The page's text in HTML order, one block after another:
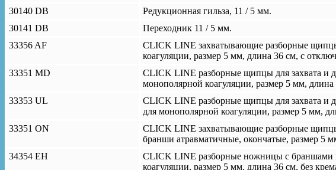
30140 DB Редукционная гильза, 11 / 5 мм.
30141 DB
Переходник 11 / 5 мм.
33356 AF
CLICK LINE захватывающие разборные
коагуляции, размер 5 мм, длина 36 см, с
33351 MD
CLICK LINE разборные щипцы для захвата и
монополярной коагуляции, размер 5 мм, длина
33353 UL
CLICK LINE разборные щипцы для захвата и
для монополярной коагуляции, размер 5 мм,
33351 ON
CLICK LINE захватывающие разборные
бранши атравматичные, окончатые, размер 5
34354 ЕН
CLICK LINE разборные ножницы с браншами
коагуляции, размер 5 мм, длина 36 см, без